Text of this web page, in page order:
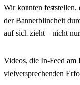
Wir konnten feststellen,
der Bannerblindheit
auf sich zieht – nicht
Videos, die In-Feed am
vielversprechenden